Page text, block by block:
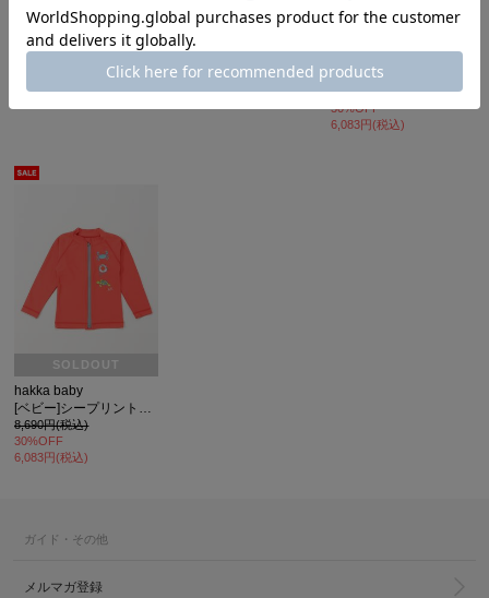
Ribbon hakka kids
[ベビー]スーパーディノヒーロープリントレインポンチョ
5,500円(税込)
[ベビー]ゲームシャークプリントレインポンチョ
5,500円(税込)
8,690円(税込)
30%OFF
6,083円(税込)
SOLDOUT
hakka baby
[ベビー]シープリントラッシュガード
8,690円(税込)
30%OFF
6,083円(税込)
ガイド・その他
メルマガ登録